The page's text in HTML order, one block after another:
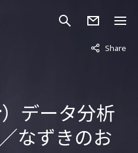
Share
非表示中
データ分析
なずきのお